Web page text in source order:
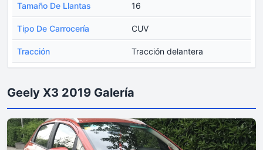
Tamaño De Llantas 16
Tipo De Carrocería CUV
Tracción Tracción delantera
Geely X3 2019 Galería